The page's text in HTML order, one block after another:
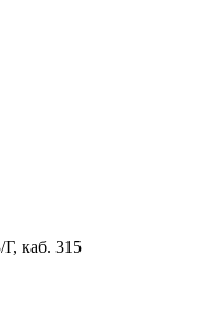
Г, каб. 315